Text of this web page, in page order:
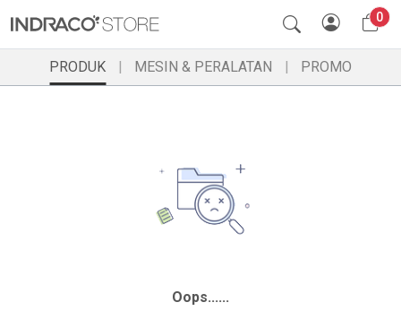
0
PRODUK MESIN & PERALATAN PROMO
Oops......